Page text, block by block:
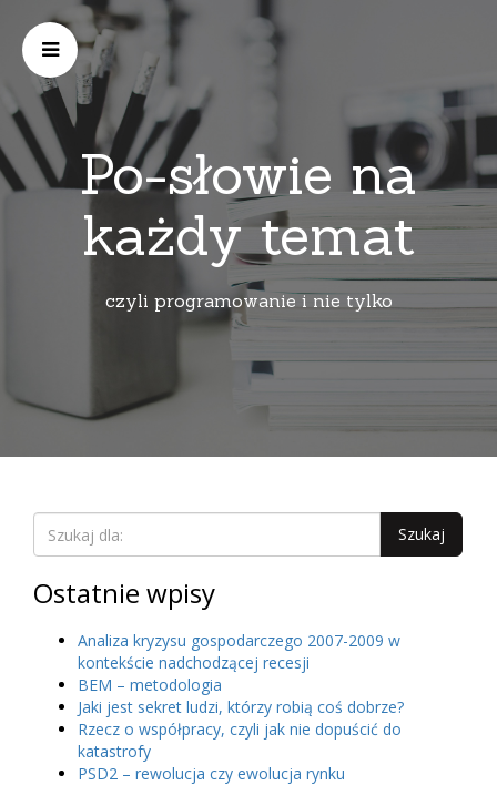
Po-słowie na
każdy temat
czyli programowanie i nie tylko
Ostatnie wpisy
Analiza kryzysu gospodarczego 2007-2009 w
kontekście nadchodzącej recesji
BEM – metodologia
Jaki jest sekret ludzi, którzy robią coś dobrze?
Rzecz o współpracy, czyli jak nie dopuścić do
katastrofy
PSD2 – rewolucja czy ewolucja rynku